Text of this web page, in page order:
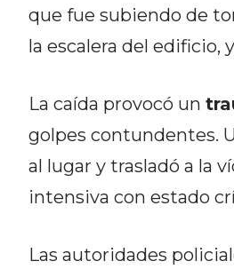
PEDIDOS DE DELIVERY POR
PIERDA NINGUNO
Y
que fue subiendo de
la escalera del edificio,
La caída provocó un
golpes contundentes.
al lugar y trasladó a la
intensiva con estado
Las autoridades